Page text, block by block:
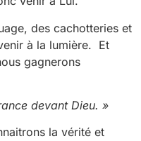
des cachotteries et
à la lumière. Et
gagnerons
devant Dieu. »
la vérité et